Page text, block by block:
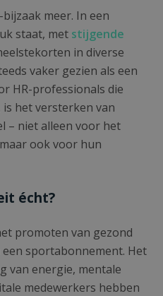
meer. In een
staat, met stijgende
in diverse
vaker gezien als een
HR-professionals die
het versterken van
– niet alleen voor het
ook voor hun
écht?
promoten van gezond
sportabonnement. Het
van energie, mentale
medewerkers hebben